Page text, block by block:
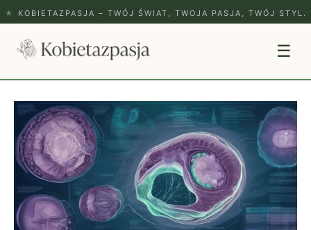
★ KOBIETAZPASJA – TWÓJ ŚWIAT, TWOJA PASJA, TWÓJ STYL.
☰